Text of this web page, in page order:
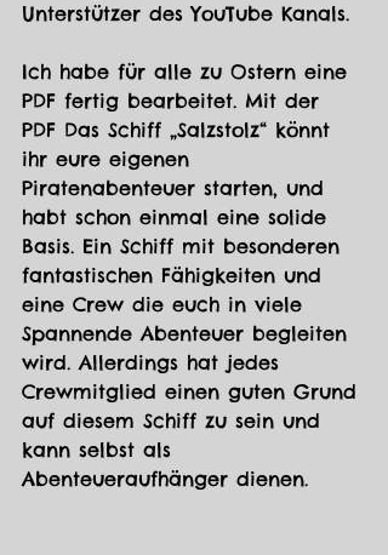
Unterstützer des YouTube Kanals.
Ich habe für alle zu Ostern eine
PDF fertig bearbeitet. Mit der
PDF Das Schiff „Salzstolz“ könnt
ihr eure eigenen
Piratenabenteuer starten, und
habt schon einmal eine solide
Basis. Ein Schiff mit besonderen
fantastischen Fähigkeiten und
eine Crew die euch in viele
Spannende Abenteuer begleiten
wird. Allerdings hat jedes
Crewmitglied einen guten Grund
auf diesem Schiff zu sein und
kann selbst als
Abenteueraufhänger dienen.